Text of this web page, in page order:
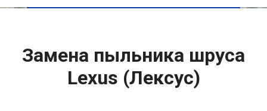
Замена пыльника шруса
Lexus (Лексус)